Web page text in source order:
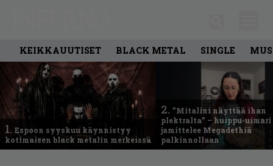
KEIKKAUUTISET BLACK METAL SINGLE
1. Espoon syyskuu käynnistyy
kotimaisen black metalin merkeissä
2. ”Mitalini näyttää ihan
plektralta” – huippu-uimari
jamittelee Megadethiä
palkinnollaan